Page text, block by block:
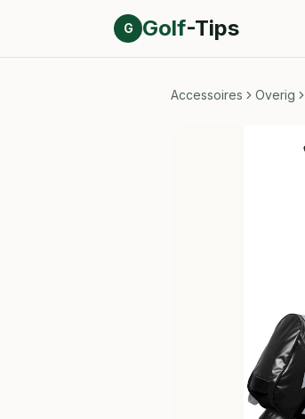
Direct naar inhoud
G Golf-Tips
Accessoires Overig